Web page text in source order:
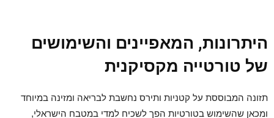
היתרונות, המאפיינים והשימושים
של טורטייה מקסיקנית
תזונה המבוססת על קטניות ותירס נחשבת לבריאה ומזינה במיוחד
ומכאן שהשימוש בטורטיות הפך לשכיח למדי במטבח הישראלי,